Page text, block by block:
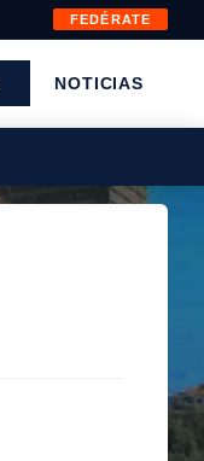
FEDÉRATE
NOTICIAS